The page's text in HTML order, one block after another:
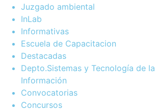
Juzgado ambiental
InLab
Informativas
Escuela de Capacitacion
Destacadas
Depto.Sistemas y Tecnología de la
Información
Convocatorias
Concursos